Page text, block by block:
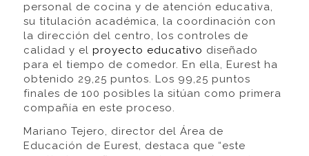
personal de cocina y de atención educativa,
su titulación académica, la coordinación con
la dirección del centro, los controles de
calidad y el proyecto educativo diseñado
para el tiempo de comedor. En ella, Eurest ha
obtenido 29,25 puntos. Los 99,25 puntos
finales de 100 posibles la sitúan como primera
compañía en este proceso.
Mariano Tejero, director del Área de
Educación de Eurest, destaca que “este